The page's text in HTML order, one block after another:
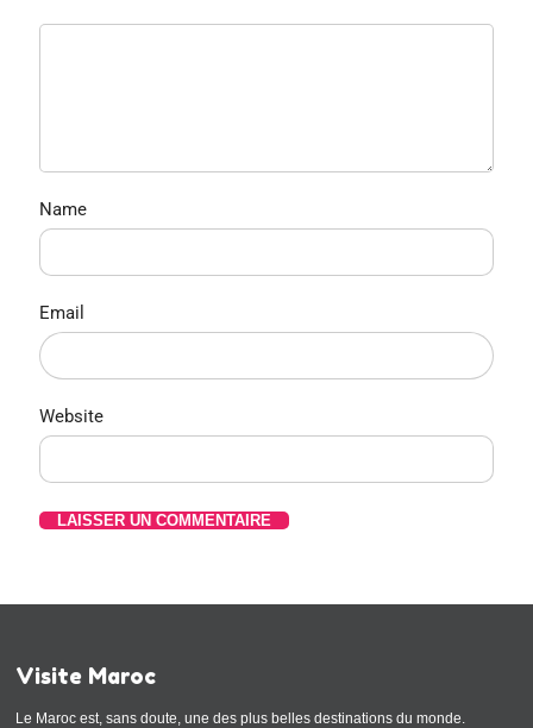
Name
Email
Website
Visite Maroc
Le Maroc est, sans doute, une des plus belles destinations du monde.